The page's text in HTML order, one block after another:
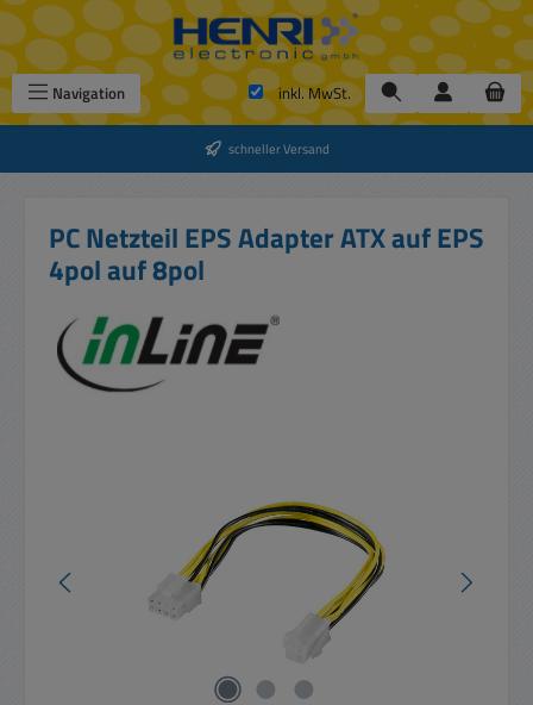
Zum Hauptinhalt springen
Navigation inkl. MwSt.
schneller Versand
PC Netzteil EPS Adapter ATX auf EPS
4pol auf 8pol